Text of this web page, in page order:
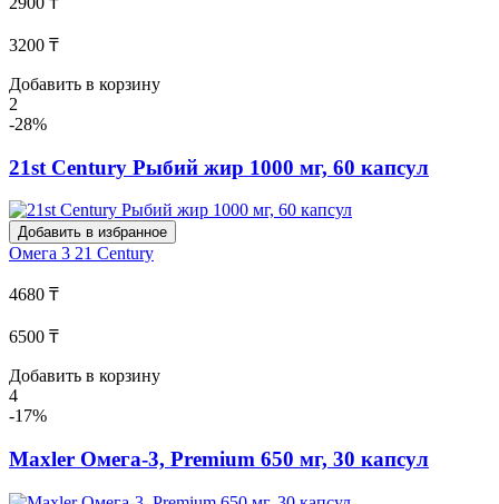
3200 ₸
Добавить в корзину
2
-28%
21st Century Рыбий жир 1000 мг, 60 капсул
Добавить в избранное
Омега 3 21 Century
4680 ₸
6500 ₸
Добавить в корзину
4
-17%
Maxler Омега-3, Premium 650 мг, 30 капсул